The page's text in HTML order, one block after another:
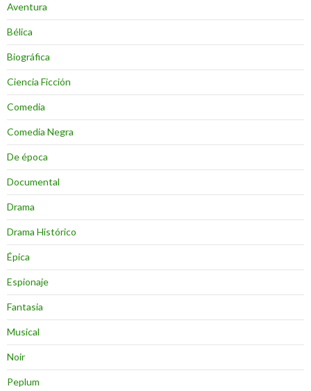
Aventura
Bélica
Biográfica
Ciencia Ficción
Comedia
Comedia Negra
De época
Documental
Drama
Drama Histórico
Épica
Espionaje
Fantasia
Musical
Noir
Peplum